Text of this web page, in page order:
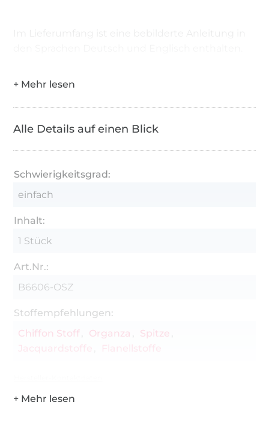
Alle Details auf einen Blick
Schwierigkeitsgrad:
einfach
Inhalt:
1 Stück
Art.Nr.:
B6606-OSZ
Stoffempfehlungen:
Chiffon Stoff
Organza
Spitze
Jacquardstoffe
Flanellstoffe